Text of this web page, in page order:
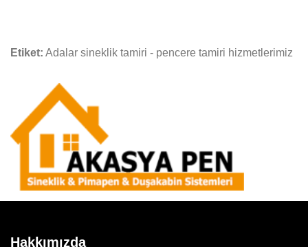
Etiket: Adalar sineklik tamiri - pencere tamiri hizmetlerimiz
Hakkımızda